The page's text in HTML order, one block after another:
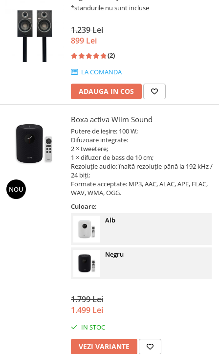
*standurile nu sunt incluse
1.239 Lei
899 Lei
(2)
LA COMANDA
ADAUGA IN COS
NOU
Boxa activa Wiim Sound
Putere de ieșire: 100 W;
Difuzoare integrate:
2 × tweetere;
1 × difuzor de bass de 10 cm;
Rezoluție audio: înaltă rezoluție până la 192 kHz /
24 biți;
Formate acceptate: MP3, AAC, ALAC, APE, FLAC,
WAV, WMA, OGG.
Culoare:
Alb
Negru
1.799 Lei
1.499 Lei
IN STOC
VEZI VARIANTE